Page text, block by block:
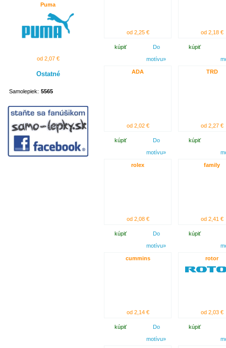
Puma
od 2,07 €
Ostatné
Samolepiek: 5565
od 2,25 €
kúpiť
Do
motívu»
od 2,18 €
kúpiť
ADA
od 2,02 €
kúpiť
Do
motívu»
TRD
od 2,27 €
kúpiť
rolex
od 2,08 €
kúpiť
Do
motívu»
family
od 2,41 €
kúpiť
cummins
od 2,14 €
kúpiť
Do
motívu»
rotor
od 2,03 €
kúpiť